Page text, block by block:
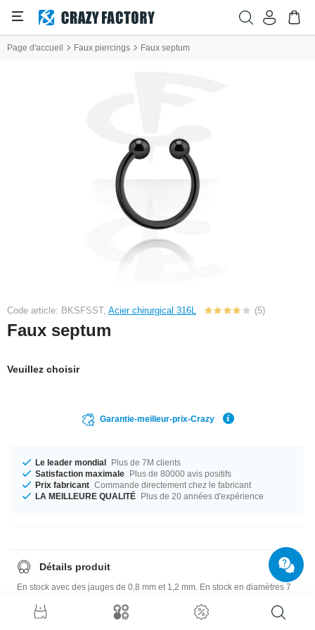
Page d'accueil Faux piercings Faux septum
Code article: BKSFSST, Acier chirurgical 316L (5)
Faux septum
Veuillez choisir
Garantie-meilleur-prix-Crazy
Le leader mondial Plus de 7M clients
Satisfaction maximale Plus de 80000 avis positifs
Prix fabricant Commande directement chez le fabricant
LA MEILLEURE QUALITÉ Plus de 20 années d'expérience
Détails produit
En stock avec des jauges de 0,8 mm et 1,2 mm. En stock en diamètres 7
parfait. Un produit aussi beau et époustouflant - n'attendez plus.